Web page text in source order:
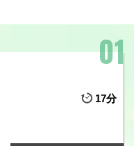
17分